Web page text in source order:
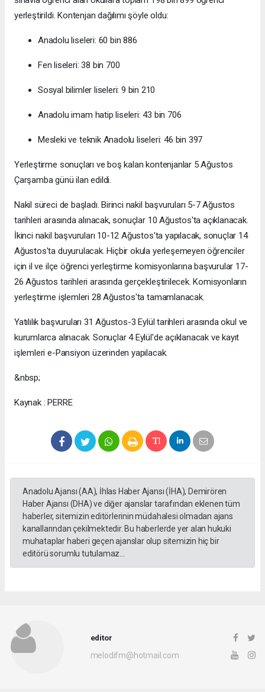
yerleştirildi. Kontenjan dağılımı şöyle oldu:
Anadolu liseleri: 60 bin 886
Fen liseleri: 38 bin 700
Sosyal bilimler liseleri: 9 bin 210
Anadolu imam hatip liseleri: 43 bin 706
Mesleki ve teknik Anadolu liseleri: 46 bin 397
Yerleştirme sonuçları ve boş kalan kontenjanlar 5 Ağustos
Çarşamba günü ilan edildi.
Nakil süreci de başladı. Birinci nakil başvuruları 5-7 Ağustos
tarihleri arasında alınacak, sonuçlar 10 Ağustos'ta açıklanacak.
İkinci nakil başvuruları 10-12 Ağustos'ta yapılacak, sonuçlar 14
Ağustos'ta duyurulacak. Hiçbir okula yerleşemeyen öğrenciler
için il ve ilçe öğrenci yerleştirme komisyonlarına başvurular 17-
26 Ağustos tarihleri arasında gerçekleştirilecek. Komisyonların
yerleştirme işlemleri 28 Ağustos'ta tamamlanacak.
Yatılılık başvuruları 31 Ağustos-3 Eylül tarihleri arasında okul ve
kurumlarca alınacak. Sonuçlar 4 Eylül'de açıklanacak ve kayıt
işlemleri e-Pansiyon üzerinden yapılacak.
&nbsp;
Kaynak : PERRE
Anadolu Ajansı (AA), İhlas Haber Ajansı (İHA), Demirören
Haber Ajansı (DHA) ve diğer ajanslar tarafından eklenen tüm
haberler, sitemizin editörlerinin müdahalesi olmadan ajans
kanallarından çekilmektedir. Bu haberlerde yer alan hukuki
muhataplar haberi geçen ajanslar olup sitemizin hiç bir
editörü sorumlu tutulamaz...
editor
melodifm@hotmail.com